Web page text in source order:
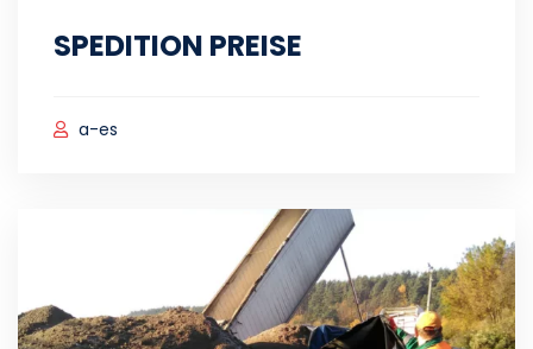
SPEDITION PREISE
a-es